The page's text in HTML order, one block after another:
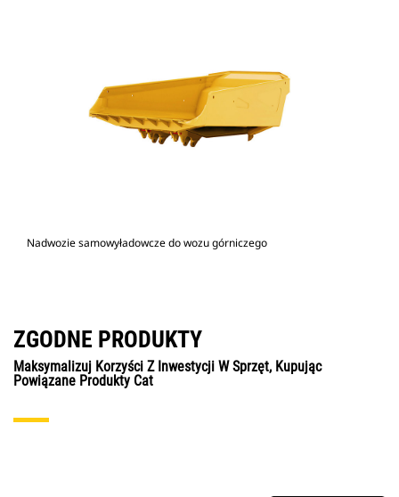
Nadwozie samowyładowcze do wozu górniczego
ZGODNE PRODUKTY
Maksymalizuj Korzyści Z Inwestycji W Sprzęt, Kupując
Powiązane Produkty Cat